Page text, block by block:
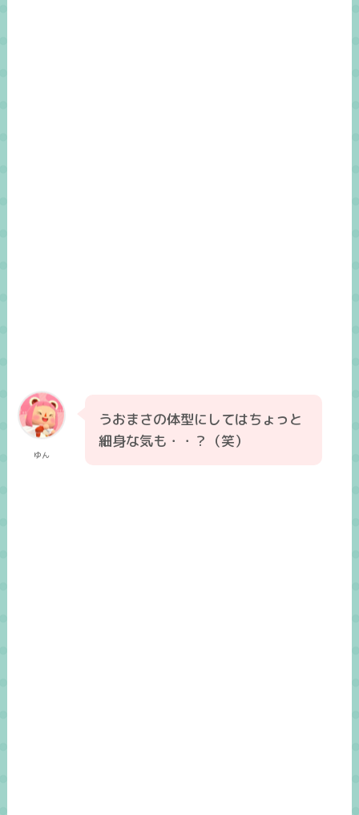
ゆん
うおまさの体型にしてはちょっと
細身な気も・・？（笑）